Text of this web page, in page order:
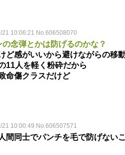
21 10:06:21 No.606508070
念弾とかは防げるのかな？
ど感がいいから避けながらの移
11人を軽く粉砕だから
命傷クラスだけど
21 10:00:49 No.606507571
間同士でパンチを毛で防げない